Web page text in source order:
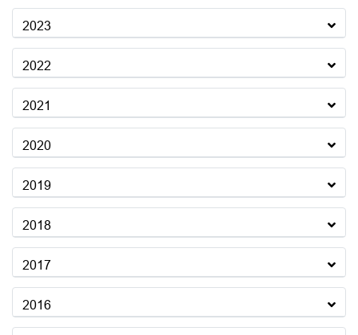
2023
2022
2021
2020
2019
2018
2017
2016